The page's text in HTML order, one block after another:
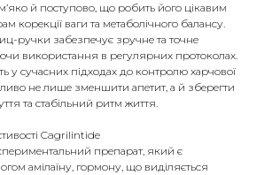
й поступово, що робить його цікавим
корекції ваги та метаболічного балансу.
ручки забезпечує зручне та точне
використання в регулярних протоколах.
у сучасних підходах до контролю харчової
не лише зменшити апетит, а й зберегти
та стабільний ритм життя.
Cagrilintide
препарат, який є
амілаїну, гормону, що виділяється